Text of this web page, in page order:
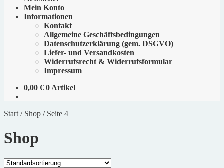
Mein Konto
Informationen
Kontakt
Allgemeine Geschäftsbedingungen
Datenschutzerklärung (gem. DSGVO)
Liefer- und Versandkosten
Widerrufsrecht & Widerrufsformular
Impressum
0,00 € 0 Artikel
Start / Shop / Seite 4
Shop